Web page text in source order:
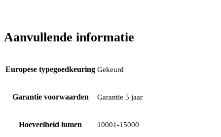
Aanvullende informatie
Europese typegoedkeuring Gekeurd
Garantie voorwaarden Garantie 5 jaar
Hoeveelheid lumen 10001-15000